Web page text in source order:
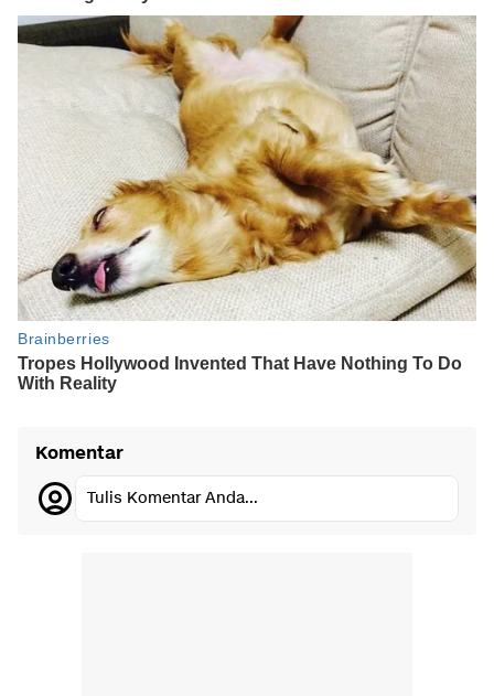
Komentar
Tulis Komentar Anda...